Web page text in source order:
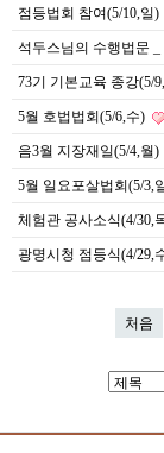
점등법회 참여(5/10,일)
석두스님의 수행법문
73기 기본교육 종강(5/
5월 호법법회(5/6,수)
음3월 지장재일(5/4,월)
5월 일요포살법회(5/3,
체험관 공사소식(4/30,
광명시청 점등식(4/29,
처음